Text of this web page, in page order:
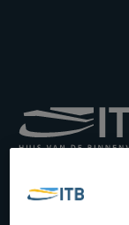
Transport by Inland